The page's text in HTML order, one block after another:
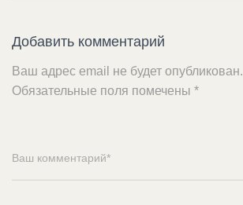
Добавить комментарий
Ваш адрес email не будет опубликован.
Обязательные поля помечены *